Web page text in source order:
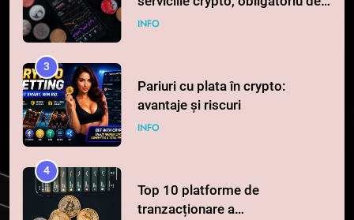
INFO
4
Top 10 platforme de
tranzacționare a
criptomonedelor în 2026
INFO
5
Squid a strâns 6 milioane de
dolari cu sprijinul Ripple, apoi a